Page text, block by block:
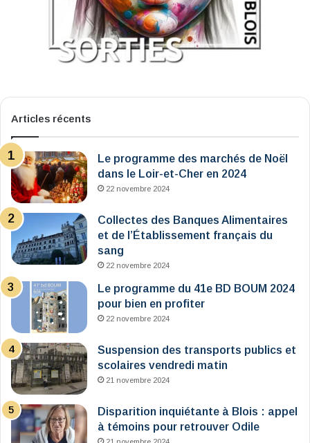
Articles récents
Le programme des marchés de Noël
dans le Loir-et-Cher en 2024
22 novembre 2024
Collectes des Banques Alimentaires
et de l’Établissement français du
sang
22 novembre 2024
Le programme du 41e BD BOUM 2024
pour bien en profiter
22 novembre 2024
Suspension des transports publics et
scolaires vendredi matin
21 novembre 2024
Disparition inquiétante à Blois : appel
à témoins pour retrouver Odile